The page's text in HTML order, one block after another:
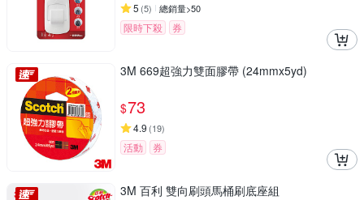
5 (5) 總銷量>50
限時下殺 券
3M 669超強力雙面膠帶 (24mmx5yd)
$73
4.9 (19)
活動 券
3M 百利 雙向刷頭馬桶刷底座組